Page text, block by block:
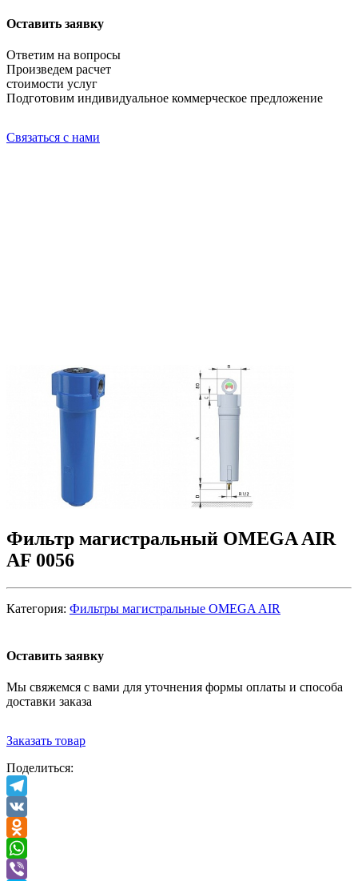
Оставить заявку
Ответим на вопросы
Произведем расчет
стоимости услуг
Подготовим индивидуальное коммерческое предложение
Связаться с нами
Фильтр магистральный OMEGA AIR
AF 0056
Категория: Фильтры магистральные OMEGA AIR
Оставить заявку
Мы свяжемся с вами для уточнения формы оплаты и способа
доставки заказа
Заказать товар
Поделиться:
Telegram
VK
Odnoklassniki
WhatsApp